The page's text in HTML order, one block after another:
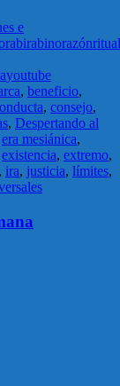
e
rabirabinorazónritual
youtube
, beneficio,
, consejo,
, Despertando al
era mesiánica,
existencia, extremo,
, ira, justicia, límites,